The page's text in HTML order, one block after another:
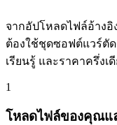
จากอัปโหลดไฟล์อ้าง
ต้องใช้ชุดซอฟต์แวร์ตั
เรียนรู้ และราคาครึ่งเ
1
โหลดไฟล์ของคุณแ